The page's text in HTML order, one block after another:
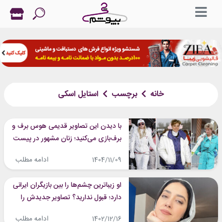
خانه برچسب استایل اسکی
با دیدن این تصاویر قدیمی هوس برف و
برف‌بازی می‌کنید؛ زنان مشهور در پیست
1404/11/09 ادامه مطلب
او زیباترین چشم‌ها را بین بازیگران ایرانی
دارد؛ قبول ندارید؟ تصاویر جدیدش را
1402/12/16 ادامه مطلب